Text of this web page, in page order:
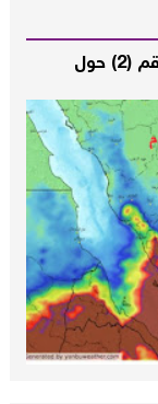
غرفة الإنذار المبكر بحضرموت يصدر تنبيه رقم (2) حول